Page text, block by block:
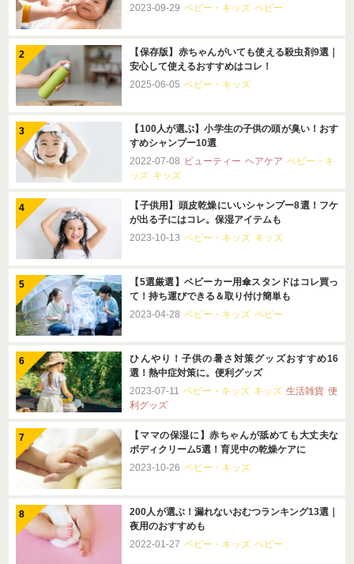
2023-09-29 ベビー・キッズ ベビー
【保存版】赤ちゃんがいても使える殺虫剤9選｜
安心して使えるおすすめはコレ！
2025-06-05 ベビー・キッズ
【100人が選ぶ】小学生の子供の頭が臭い！おす
すめシャンプー10選
2022-07-08 ビューティー ヘアケア ベビー・キ
ッズ キッズ
【子供用】頭皮乾燥にいいシャンプー8選！フケ
が出る子にはコレ。保湿アイテムも
2023-10-13 ベビー・キッズ キッズ
【5選厳選】ベビーカー用傘スタンドはコレ買っ
て！持ち運びできる＆取り付け簡単も
2023-04-28 ベビー・キッズ ベビー
ひんやり！子供の暑さ対策グッズおすすめ16
選！熱中症対策に。便利グッズ
2023-07-11 ベビー・キッズ キッズ 生活雑貨 便
利グッズ
【ママの保湿に】赤ちゃんが舐めても大丈夫な
ボディクリーム5選！育児中の乾燥ケアに
2023-10-26 ベビー・キッズ
200人が選ぶ！漏れないおむつランキング13選｜
夜用のおすすめも
2022-01-27 ベビー・キッズ ベビー